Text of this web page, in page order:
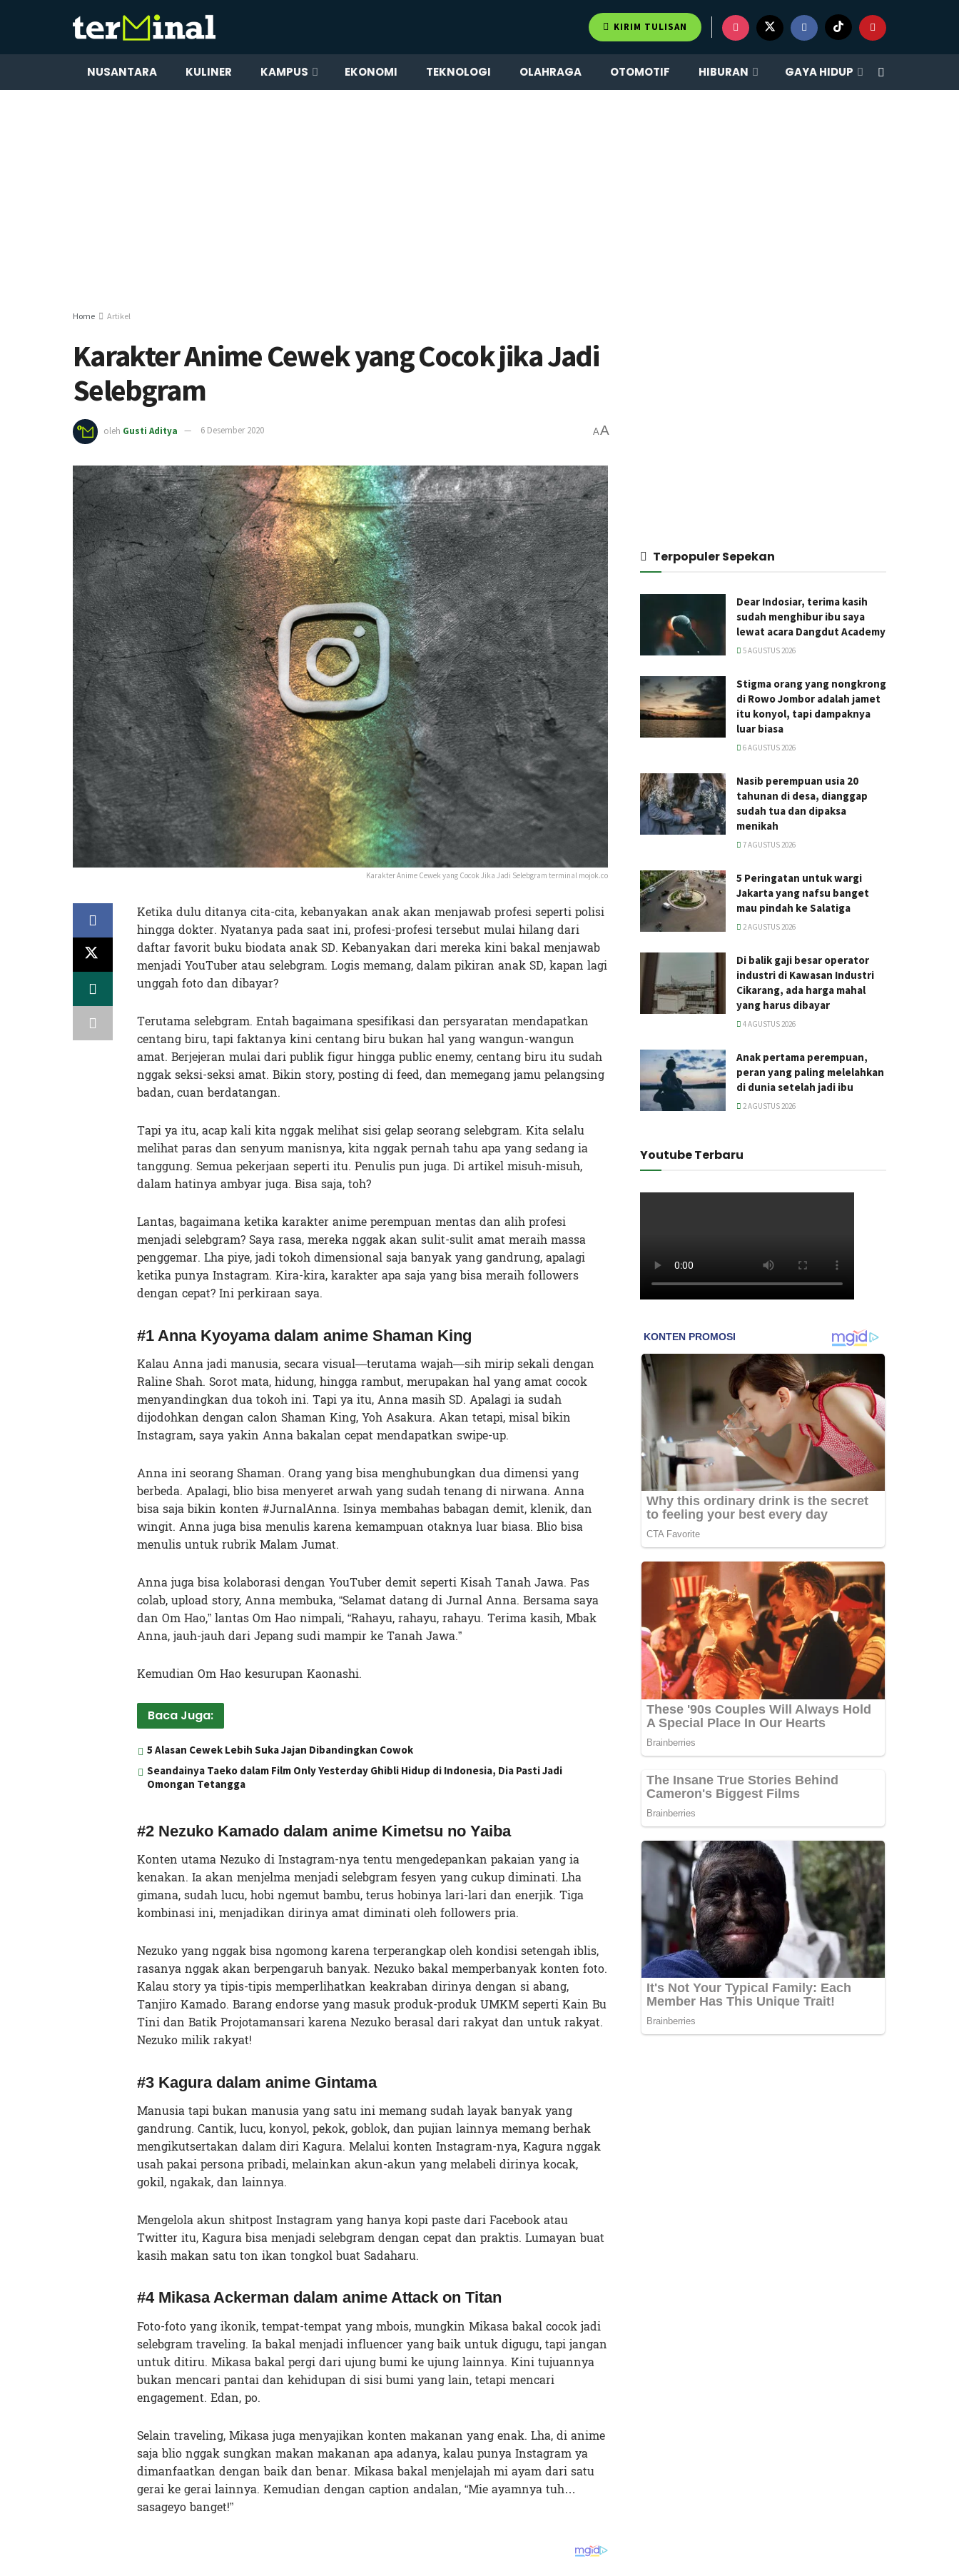
KIRIM TULISAN
NUSANTARA KULINER KAMPUS EKONOMI TEKNOLOGI OLAHRAGA OTOMOTIF HIBURAN GAYA HIDUP
Home Artikel
Karakter Anime Cewek yang Cocok jika Jadi
Selebgram
oleh Gusti Aditya 6 Desember 2020 AA
Karakter Anime Cewek yang Cocok Jika Jadi Selebgram terminal mojok.co
Ketika dulu ditanya cita-cita, kebanyakan anak akan menjawab profesi seperti polisi
hingga dokter. Nyatanya pada saat ini, profesi-profesi tersebut mulai hilang dari
daftar favorit buku biodata anak SD. Kebanyakan dari mereka kini bakal menjawab
menjadi YouTuber atau selebgram. Logis memang, dalam pikiran anak SD, kapan lagi
unggah foto dan dibayar?
Terutama selebgram. Entah bagaimana spesifikasi dan persyaratan mendapatkan
centang biru, tapi faktanya kini centang biru bukan hal yang wangun-wangun
amat. Berjejeran mulai dari publik figur hingga public enemy, centang biru itu sudah
nggak seksi-seksi amat. Bikin story, posting di feed, dan memegang jamu pelangsing
badan, cuan berdatangan.
Tapi ya itu, acap kali kita nggak melihat sisi gelap seorang selebgram. Kita selalu
melihat paras dan senyum manisnya, kita nggak pernah tahu apa yang sedang ia
tanggung. Semua pekerjaan seperti itu. Penulis pun juga. Di artikel misuh-misuh,
dalam hatinya ambyar juga. Bisa saja, toh?
Lantas, bagaimana ketika karakter anime perempuan mentas dan alih profesi
menjadi selebgram? Saya rasa, mereka nggak akan sulit-sulit amat meraih massa
penggemar. Lha piye, jadi tokoh dimensional saja banyak yang gandrung, apalagi
ketika punya Instagram. Kira-kira, karakter apa saja yang bisa meraih followers
dengan cepat? Ini perkiraan saya.
#1 Anna Kyoyama dalam anime Shaman King
Kalau Anna jadi manusia, secara visual—terutama wajah—sih mirip sekali dengan
Raline Shah. Sorot mata, hidung, hingga rambut, merupakan hal yang amat cocok
menyandingkan dua tokoh ini. Tapi ya itu, Anna masih SD. Apalagi ia sudah
dijodohkan dengan calon Shaman King, Yoh Asakura. Akan tetapi, misal bikin
Instagram, saya yakin Anna bakalan cepat mendapatkan swipe-up.
Anna ini seorang Shaman. Orang yang bisa menghubungkan dua dimensi yang
berbeda. Apalagi, blio bisa menyeret arwah yang sudah tenang di nirwana. Anna
bisa saja bikin konten #JurnalAnna. Isinya membahas babagan demit, klenik, dan
wingit. Anna juga bisa menulis karena kemampuan otaknya luar biasa. Blio bisa
menulis untuk rubrik Malam Jumat.
Anna juga bisa kolaborasi dengan YouTuber demit seperti Kisah Tanah Jawa. Pas
colab, upload story, Anna membuka, “Selamat datang di Jurnal Anna. Bersama saya
dan Om Hao,” lantas Om Hao nimpali, “Rahayu, rahayu, rahayu. Terima kasih, Mbak
Anna, jauh-jauh dari Jepang sudi mampir ke Tanah Jawa.”
Kemudian Om Hao kesurupan Kaonashi.
Baca Juga:
5 Alasan Cewek Lebih Suka Jajan Dibandingkan Cowok
Seandainya Taeko dalam Film Only Yesterday Ghibli Hidup di Indonesia, Dia Pasti Jadi
Omongan Tetangga
#2 Nezuko Kamado dalam anime Kimetsu no Yaiba
Konten utama Nezuko di Instagram-nya tentu mengedepankan pakaian yang ia
kenakan. Ia akan menjelma menjadi selebgram fesyen yang cukup diminati. Lha
gimana, sudah lucu, hobi ngemut bambu, terus hobinya lari-lari dan enerjik. Tiga
kombinasi ini, menjadikan dirinya amat diminati oleh followers pria.
Nezuko yang nggak bisa ngomong karena terperangkap oleh kondisi setengah iblis,
rasanya nggak akan berpengaruh banyak. Nezuko bakal memperbanyak konten foto.
Kalau story ya tipis-tipis memperlihatkan keakraban dirinya dengan si abang,
Tanjiro Kamado. Barang endorse yang masuk produk-produk UMKM seperti Kain Bu
Tini dan Batik Projotamansari karena Nezuko berasal dari rakyat dan untuk rakyat.
Nezuko milik rakyat!
#3 Kagura dalam anime Gintama
Manusia tapi bukan manusia yang satu ini memang sudah layak banyak yang
gandrung. Cantik, lucu, konyol, pekok, goblok, dan pujian lainnya memang berhak
mengikutsertakan dalam diri Kagura. Melalui konten Instagram-nya, Kagura nggak
usah pakai persona pribadi, melainkan akun-akun yang melabeli dirinya kocak,
gokil, ngakak, dan lainnya.
Mengelola akun shitpost Instagram yang hanya kopi paste dari Facebook atau
Twitter itu, Kagura bisa menjadi selebgram dengan cepat dan praktis. Lumayan buat
kasih makan satu ton ikan tongkol buat Sadaharu.
#4 Mikasa Ackerman dalam anime Attack on Titan
Foto-foto yang ikonik, tempat-tempat yang mbois, mungkin Mikasa bakal cocok jadi
selebgram traveling. Ia bakal menjadi influencer yang baik untuk digugu, tapi jangan
untuk ditiru. Mikasa bakal pergi dari ujung bumi ke ujung lainnya. Kini tujuannya
bukan mencari pantai dan kehidupan di sisi bumi yang lain, tetapi mencari
engagement. Edan, po.
Selain traveling, Mikasa juga menyajikan konten makanan yang enak. Lha, di anime
saja blio nggak sungkan makan makanan apa adanya, kalau punya Instagram ya
dimanfaatkan dengan baik dan benar. Mikasa bakal menjelajah mi ayam dari satu
gerai ke gerai lainnya. Kemudian dengan caption andalan, “Mie ayamnya tuh…
sasageyo banget!”
Terpopuler Sepekan
Dear Indosiar, terima kasih
sudah menghibur ibu saya
lewat acara Dangdut Academy
5 AGUSTUS 2026
Stigma orang yang nongkrong
di Rowo Jombor adalah jamet
itu konyol, tapi dampaknya
luar biasa
6 AGUSTUS 2026
Nasib perempuan usia 20
tahunan di desa, dianggap
sudah tua dan dipaksa
menikah
7 AGUSTUS 2026
5 Peringatan untuk wargi
Jakarta yang nafsu banget
mau pindah ke Salatiga
2 AGUSTUS 2026
Di balik gaji besar operator
industri di Kawasan Industri
Cikarang, ada harga mahal
yang harus dibayar
4 AGUSTUS 2026
Anak pertama perempuan,
peran yang paling melelahkan
di dunia setelah jadi ibu
2 AGUSTUS 2026
Youtube Terbaru